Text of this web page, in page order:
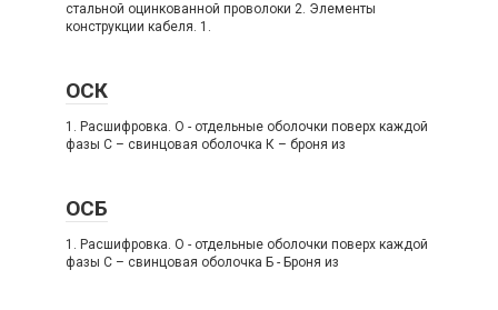
стальной оцинкованной проволоки 2. Элементы
конструкции кабеля. 1.
ОСК
1. Расшифровка. О - отдельные оболочки поверх каждой
фазы C – свинцовая оболочка К – броня из
ОСБ
1. Расшифровка. О - отдельные оболочки поверх каждой
фазы C – свинцовая оболочка Б - Броня из